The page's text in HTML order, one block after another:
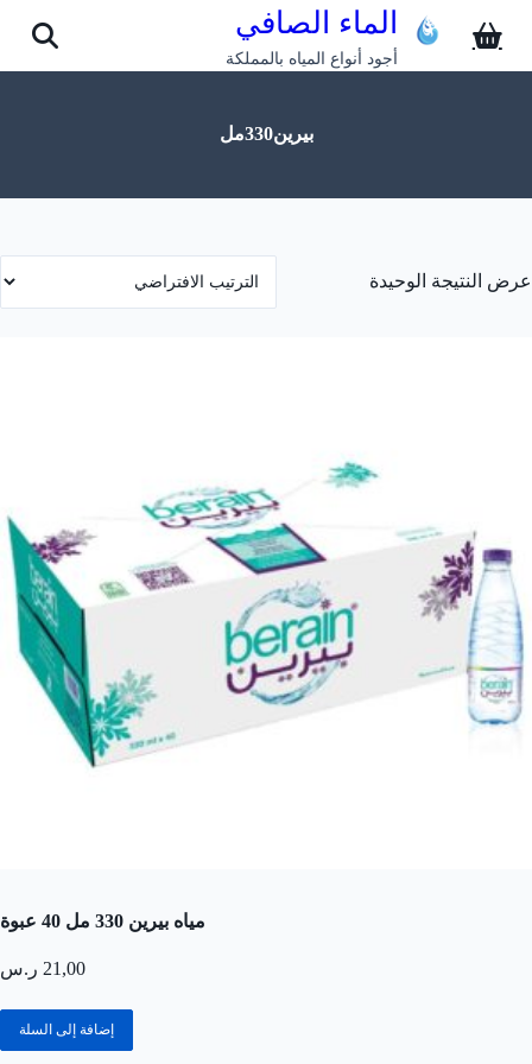
الماء الصافي
أجود أنواع المياه بالمملكة
بيرين330مل
عرض النتيجة الوحيدة
مياه بيرين 330 مل 40 عبوة
21,00 ر.س
إضافة إلى السلة